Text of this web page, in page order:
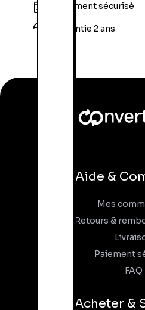
Paiement sécurisé
Garantie 2 ans
Aide &
Mes
Retours &
Paiement
FAQ
Acheter &